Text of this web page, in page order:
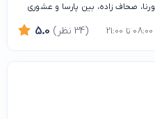
صحاف زاده، بین پارسا و عشوری
5.0 (34 نظر)